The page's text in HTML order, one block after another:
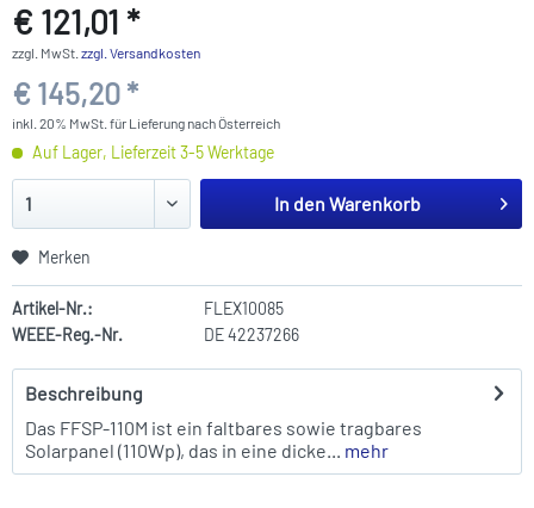
€ 121,01 *
zzgl. MwSt. zzgl. Versandkosten
€ 145,20 *
inkl. 20% MwSt. für Lieferung nach Österreich
Auf Lager, Lieferzeit 3-5 Werktage
In den Warenkorb
Merken
Artikel-Nr.:
FLEX10085
WEEE-Reg.-Nr.
DE 42237266
Beschreibung
Das FFSP-110M ist ein faltbares sowie tragbares
Solarpanel (110Wp), das in eine dicke... mehr